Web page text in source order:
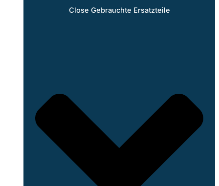
Close Gebrauchte Ersatzteile